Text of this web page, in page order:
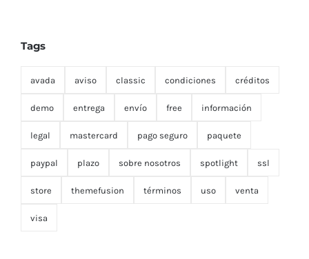
Tags
avada aviso classic condiciones créditos
demo entrega envío free información
legal mastercard pago seguro paquete
paypal plazo sobre nosotros spotlight ssl
store themefusion términos uso venta
visa